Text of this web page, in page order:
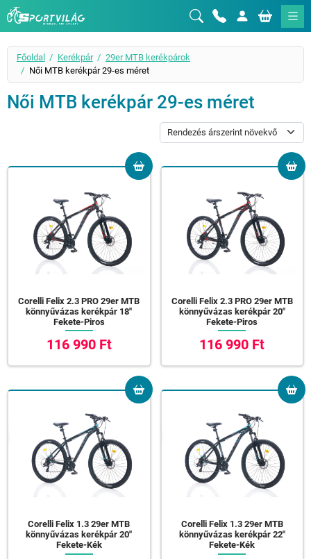
Sportvilág
Főoldal Kerékpár
29er MTB kerékpárok
Női MTB kerékpár 29-es méret
Női MTB kerékpár 29-es méret
Corelli Felix 2.3 PRO 29er MTB
könnyűvázas kerékpár 18"
Fekete-Piros
116 990 Ft
Corelli Felix 2.3 PRO 29er MTB
könnyűvázas kerékpár 20"
Fekete-Piros
116 990 Ft
Corelli Felix 1.3 29er MTB
könnyűvázas kerékpár 20"
Fekete-Kék
Corelli Felix 1.3 29er MTB
könnyűvázas kerékpár 22"
Fekete-Kék